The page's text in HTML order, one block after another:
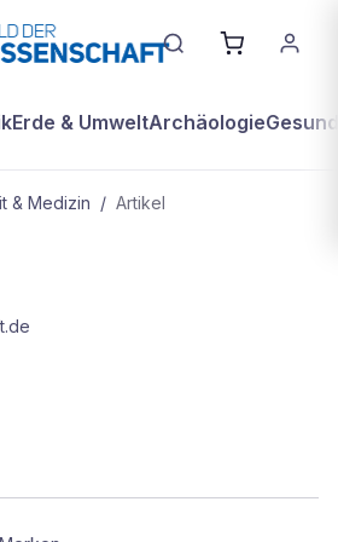
Erde & UmweltArchäologie
& Medizin / Artikel